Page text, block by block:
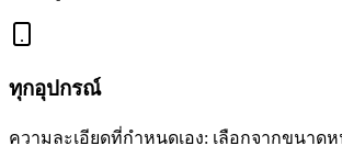
ทุกอุปกรณ์
ความละเอียดที่กำหนดเอง: เลือกจากขนาด